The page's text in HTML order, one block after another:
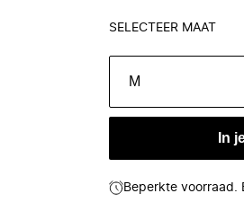
SELECTEER MAAT
M
In
Beperkte voorraad.